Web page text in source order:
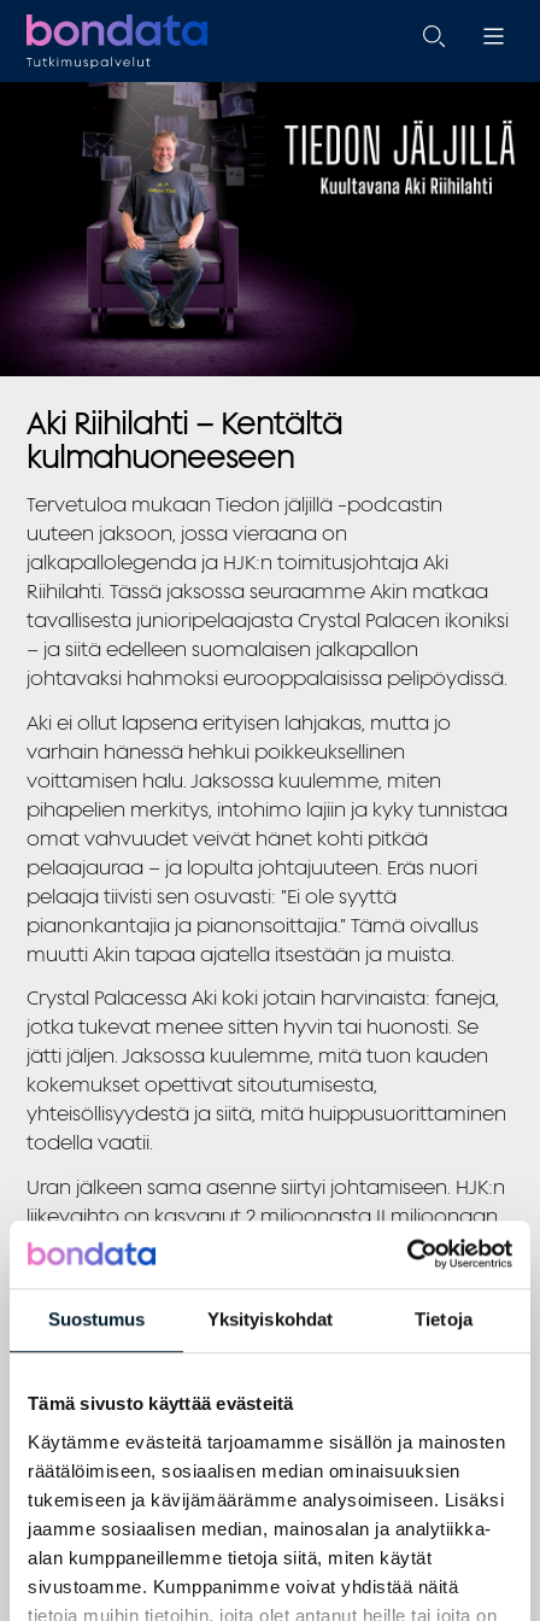
Suostumus Yksityiskohdat Tietoja
Tämä sivusto käyttää evästeitä
Käytämme evästeitä tarjoamamme sisällön ja mainosten
räätälöimiseen, sosiaalisen median ominaisuuksien
tukemiseen ja kävijämäärämme analysoimiseen. Lisäksi
jaamme sosiaalisen median, mainosalan ja analytiikka-
alan kumppaneillemme tietoja siitä, miten käytät
sivustoamme. Kumppanimme voivat yhdistää näitä
tietoja muihin tietoihin, joita olet antanut heille tai joita on
Aki Riihilahti – Kentältä
kulmahuoneeseen
Tervetuloa mukaan Tiedon jäljillä -podcastin
uuteen jaksoon, jossa vieraana on
jalkapallolegenda ja HJK:n toimitusjohtaja Aki
Riihilahti. Tässä jaksossa seuraamme Akin matkaa
tavallisesta junioripelaajasta Crystal Palacen ikoniksi
– ja siitä edelleen suomalaisen jalkapallon
johtavaksi hahmoksi eurooppalaisissa pelipöydissä.
Aki ei ollut lapsena erityisen lahjakas, mutta jo
varhain hänessä hehkui poikkeuksellinen
voittamisen halu. Jaksossa kuulemme, miten
pihapelien merkitys, intohimo lajiin ja kyky tunnistaa
omat vahvuudet veivät hänet kohti pitkää
pelaajauraa – ja lopulta johtajuuteen. Eräs nuori
pelaaja tiivisti sen osuvasti: ”Ei ole syyttä
pianonkantajia ja pianonsoittajia.” Tämä oivallus
muutti Akin tapaa ajatella itsestään ja muista.
Crystal Palacessa Aki koki jotain harvinaista: faneja,
jotka tukevat menee sitten hyvin tai huonosti. Se
jätti jäljen. Jaksossa kuulemme, mitä tuon kauden
kokemukset opettivat sitoutumisesta,
yhteisöllisyydestä ja siitä, mitä huippusuorittaminen
todella vaatii.
Uran jälkeen sama asenne siirtyi johtamiseen. HJK:n
liikevaihto on kasvanut 2 miljoonasta 11 miljoonaan,
seura mittaa menestystään pohjoismaisilla
mittareilla ja Aki pelaa suomalaisen jalkapallon
hänen ansiostaan.
⏱️ 01:33 Tilastolliset oivallukset ja 100
lampaanpersettä
⏱️ 13:05 Löydä vahvuudet, joilla erotut muista
⏱️ 24:34 Fucking bastard, but thank god he plays for
Palace
⏱️ 46:00 Johtajuus puntarissa – kaikki keinot